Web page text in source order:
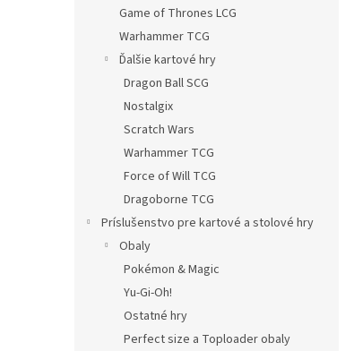
Game of Thrones LCG
Warhammer TCG
Ďalšie kartové hry
Dragon Ball SCG
Nostalgix
Scratch Wars
Warhammer TCG
Force of Will TCG
Dragoborne TCG
Príslušenstvo pre kartové a stolové hry
Obaly
Pokémon & Magic
Yu-Gi-Oh!
Ostatné hry
Perfect size a Toploader obaly